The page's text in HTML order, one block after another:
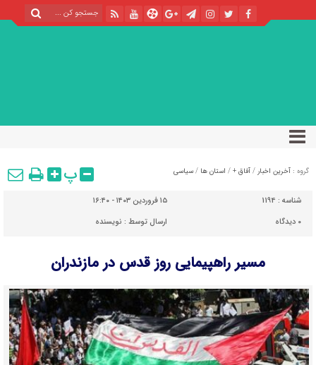
گروه : آخرین اخبار / آفاق + / استان ها / سیاسی پ
شناسه : 1194
۱۵ فروردین ۱۴۰۳ - ۱۶:۴۰
۰ دیدگاه ارسال توسط : نویسنده
مسیر راهپیمایی روز قدس در مازندران